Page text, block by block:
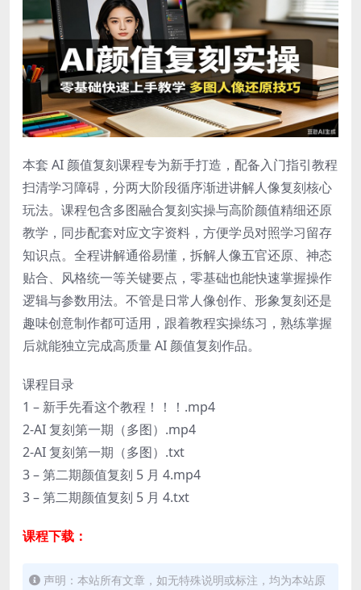
本套 AI 颜值复刻课程专为新手打造，配备入门指引教程
扫清学习障碍，分两大阶段循序渐进讲解人像复刻核心
玩法。课程包含多图融合复刻实操与高阶颜值精细还原
教学，同步配套对应文字资料，方便学员对照学习留存
知识点。全程讲解通俗易懂，拆解人像五官还原、神态
贴合、风格统一等关键要点，零基础也能快速掌握操作
逻辑与参数用法。不管是日常人像创作、形象复刻还是
趣味创意制作都可适用，跟着教程实操练习，熟练掌握
后就能独立完成高质量 AI 颜值复刻作品。
课程目录
1 – 新手先看这个教程！！！.mp4
2-AI 复刻第一期（多图）.mp4
2-AI 复刻第一期（多图）.txt
3 – 第二期颜值复刻 5 月 4.mp4
3 – 第二期颜值复刻 5 月 4.txt
课程下载：
声明：本站所有文章，如无特殊说明或标注，均为本站原